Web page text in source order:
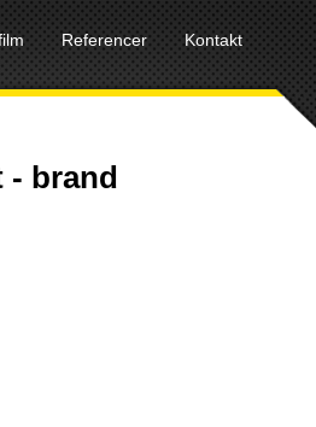
Referencer Kontakt
- brand